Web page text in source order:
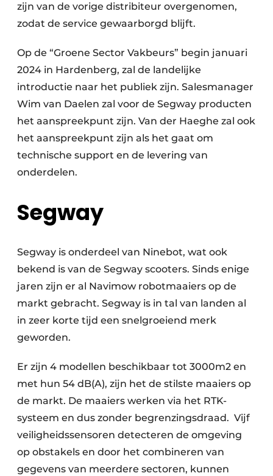
zijn van de vorige distribiteur overgenomen,
zodat de service gewaarborgd blijft.
Op de “Groene Sector Vakbeurs” begin januari
2024 in Hardenberg, zal de landelijke
introductie naar het publiek zijn. Salesmanager
Wim van Daelen zal voor de Segway producten
het aanspreekpunt zijn. Van der Haeghe zal ook
het aanspreekpunt zijn als het gaat om
technische support en de levering van
onderdelen.
Segway
Segway is onderdeel van Ninebot, wat ook
bekend is van de Segway scooters. Sinds enige
jaren zijn er al Navimow robotmaaiers op de
markt gebracht. Segway is in tal van landen al
in zeer korte tijd een snelgroeiend merk
geworden.
Er zijn 4 modellen beschikbaar tot 3000m2 en
met hun 54 dB(A), zijn het de stilste maaiers op
de markt. De maaiers werken via het RTK-
systeem en dus zonder begrenzingsdraad. Vijf
veiligheidssensoren detecteren de omgeving
op obstakels en door het combineren van
gegevens van meerdere sectoren, kunnen